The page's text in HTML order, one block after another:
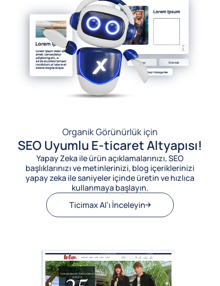
Organik Görünürlük için
SEO Uyumlu E-ticaret Altyapısı!
Yapay Zeka ile ürün açıklamalarınızı, SEO
başlıklarınızı ve metinlerinizi, blog içeriklerinizi
yapay zeka ile saniyeler içinde üretin ve hızlıca
kullanmaya başlayın.
Ticimax AI’ı İnceleyin